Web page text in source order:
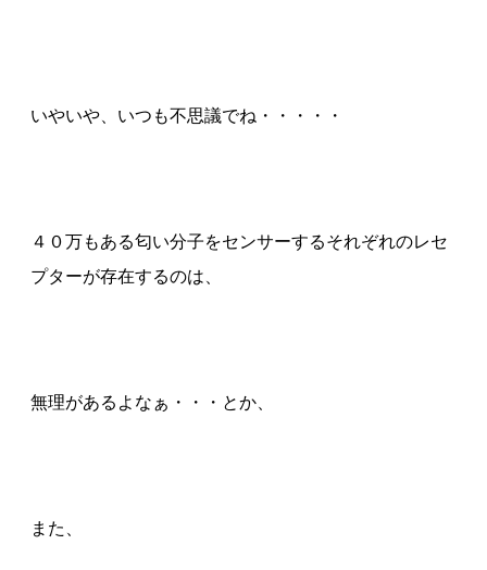
いやいや、いつも不思議でね・・・・・
４０万もある匂い分子をセンサーするそれぞれのレセ
プターが存在するのは、
無理があるよなぁ・・・とか、
また、